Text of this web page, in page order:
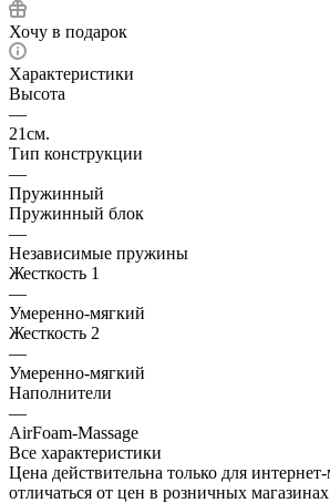
Хочу в подарок
Характеристики
Высота
—
21см.
Тип конструкции
—
Пружинный
Пружинный блок
—
Независимые пружины
Жесткость 1
—
Умеренно-мягкий
Жесткость 2
—
Умеренно-мягкий
Наполнители
—
AirFoam-Massage
Все характеристики
Цена действительна только для
отличаться от цен в розничных магазинах